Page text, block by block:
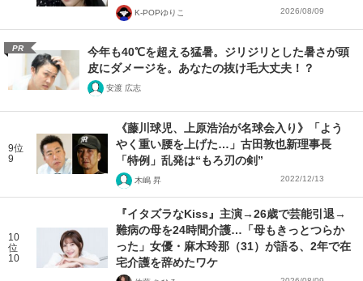
K-POPゆりこ 2026/08/09
PR
今年も40℃を超える猛暑。ジリジリとした暑さが頭
皮にダメージを。あなたの抜け毛大丈夫！？
安渡 広志
9位
9
《藤川球児、上原浩治が名球会入り》「よう
やく重い腰を上げた…」古田敦也新理事長
「特例」乱発は“もろ刃の剣”
木嶋 昇 2022/12/13
10
位
10
『イタズラなKiss』主演→26歳で芸能引退→
難病の母を24時間介護…「母もきっとつらか
った」女優・麻木玲那（31）が語る、2年で在
宅介護を辞めたワケ